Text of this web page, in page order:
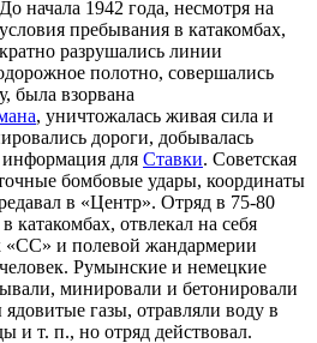
начала 1942 года, несмотря на
пребывания в катакомбах,
разрушались линии
полотно, совершались
была взорвана
, уничтожалась живая сила и
дороги, добывалась
информация для Ставки. Советская
бомбовые удары, координаты
в «Центр». Отряд в 75-80
катакомбах, отвлекал на себя
«СС» и полевой жандармерии
Румынские и немецкие
минировали и бетонировали
газы, отравляли воду в
и т. п., но отряд действовал.